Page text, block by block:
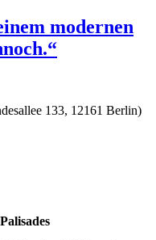
modernen
133, 12161 Berlin)